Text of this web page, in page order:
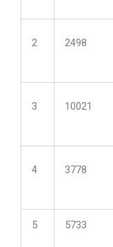
2 2498
3 10021
4 3778
5 5733